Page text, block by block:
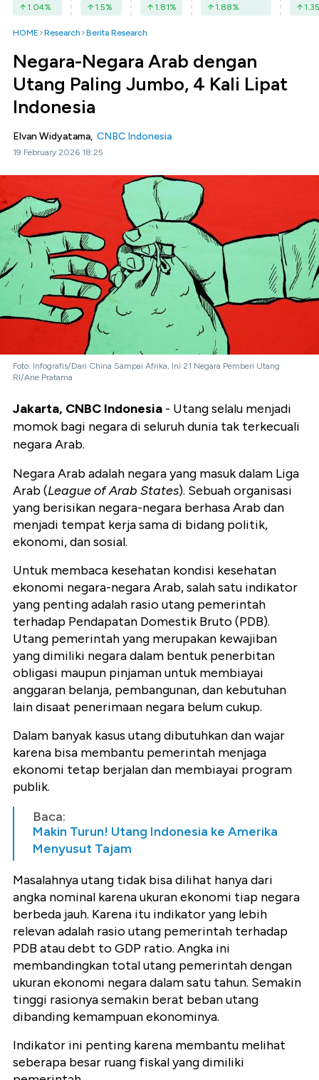
1.04% 1.5% 1.81% 1.88% 1.35
HOME Research Berita Research
Negara-Negara Arab dengan
Utang Paling Jumbo, 4 Kali Lipat
Indonesia
Elvan Widyatama, CNBC Indonesia
19 February 2026 18:25
Foto: Infografis/Dari China Sampai Afrika, Ini 21 Negara Pemberi Utang
RI/Arie Pratama
Jakarta, CNBC Indonesia - Utang selalu menjadi
momok bagi negara di seluruh dunia tak terkecuali
negara Arab.
Negara Arab adalah negara yang masuk dalam Liga
Arab (League of Arab States). Sebuah organisasi
yang berisikan negara-negara berhasa Arab dan
menjadi tempat kerja sama di bidang politik,
ekonomi, dan sosial.
Untuk membaca kesehatan kondisi kesehatan
ekonomi negara-negara Arab, salah satu indikator
yang penting adalah rasio utang pemerintah
terhadap Pendapatan Domestik Bruto (PDB).
Utang pemerintah yang merupakan kewajiban
yang dimiliki negara dalam bentuk penerbitan
obligasi maupun pinjaman untuk membiayai
anggaran belanja, pembangunan, dan kebutuhan
lain disaat penerimaan negara belum cukup.
Dalam banyak kasus utang dibutuhkan dan wajar
karena bisa membantu pemerintah menjaga
ekonomi tetap berjalan dan membiayai program
publik.
Baca:
Makin Turun! Utang Indonesia ke Amerika
Menyusut Tajam
Masalahnya utang tidak bisa dilihat hanya dari
angka nominal karena ukuran ekonomi tiap negara
berbeda jauh. Karena itu indikator yang lebih
relevan adalah rasio utang pemerintah terhadap
PDB atau debt to GDP ratio. Angka ini
membandingkan total utang pemerintah dengan
ukuran ekonomi negara dalam satu tahun. Semakin
tinggi rasionya semakin berat beban utang
dibanding kemampuan ekonominya.
Indikator ini penting karena membantu melihat
seberapa besar ruang fiskal yang dimiliki